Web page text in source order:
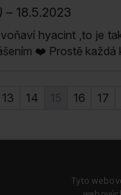
– 18.5.2023
hyacint ,to je
❤️ Prostě každá
13 14 15 16 17
Tyto